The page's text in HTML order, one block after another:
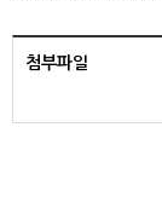
첨부파일